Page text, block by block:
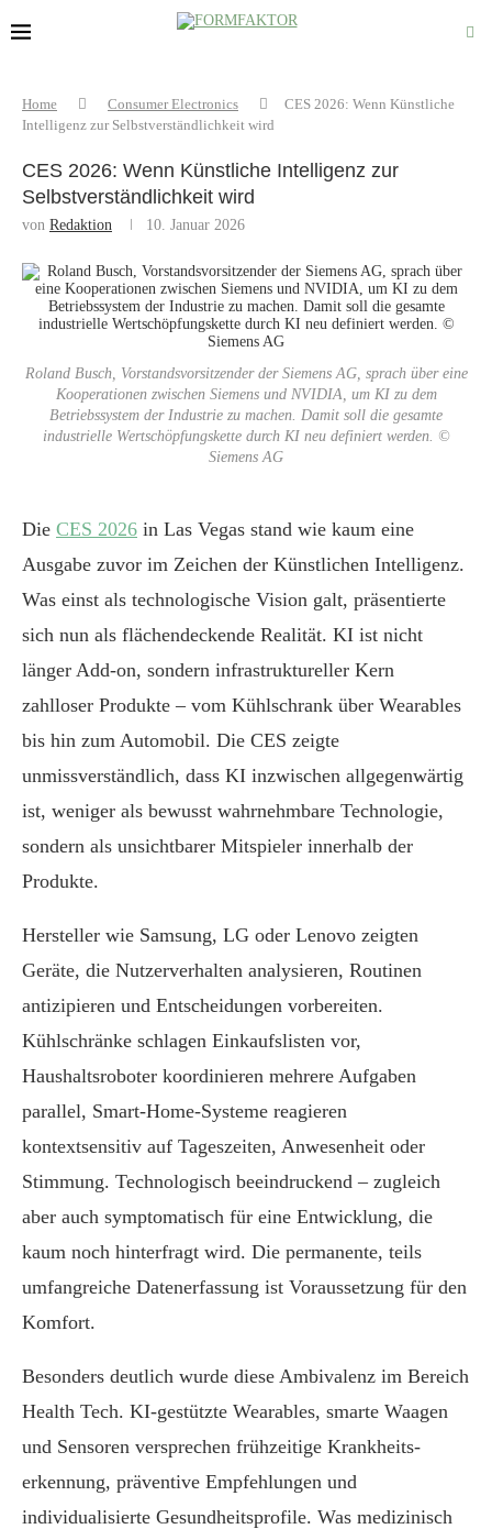
Home Consumer Electronics
CES 2026: Wenn Künstliche
Intelligenz zur Selbstverständlichkeit wird
CES 2026: Wenn Künstliche Intelligenz zur
Selbstverständlichkeit wird
von Redaktion 10. Januar 2026
Roland Busch, Vorstandsvorsitzender der Siemens AG, sprach über eine
Kooperationen zwischen Siemens und NVIDIA, um KI zu dem
Betriebssystem der Industrie zu machen. Damit soll die gesamte
industrielle Wertschöpfungskette durch KI neu definiert werden. ©
Siemens AG
Die CES 2026 in Las Vegas stand wie kaum eine
Ausgabe zuvor im Zeichen der Künstlichen Intelligenz.
Was einst als technologische Vision galt, präsentierte
sich nun als flächendeckende Realität. KI ist nicht
länger Add-on, sondern infrastruktureller Kern
zahlloser Produkte – vom Kühlschrank über Wearables
bis hin zum Automobil. Die CES zeigte
unmissverständlich, dass KI inzwischen allgegenwärtig
ist, weniger als bewusst wahrnehmbare Technologie,
sondern als unsichtbarer Mitspieler innerhalb der
Produkte.
Hersteller wie Samsung, LG oder Lenovo zeigten
Geräte, die Nutzerverhalten analysieren, Routinen
antizipieren und Entscheidungen vorbereiten.
Kühlschränke schlagen Einkaufslisten vor,
Haushaltsroboter koordinieren mehrere Aufgaben
parallel, Smart-Home-Systeme reagieren
kontextsensitiv auf Tageszeiten, Anwesenheit oder
Stimmung. Technologisch beeindruckend – zugleich
aber auch symptomatisch für eine Entwicklung, die
kaum noch hinterfragt wird. Die permanente, teils
umfangreiche Datenerfassung ist Voraussetzung für den
Komfort.
Besonders deutlich wurde diese Ambivalenz im Bereich
Health Tech. KI-gestützte Wearables, smarte Waagen
und Sensoren versprechen frühzeitige Krankheits­
erkennung, präventive Empfehlungen und
individualisierte Gesundheitsprofile. Was medizinisch